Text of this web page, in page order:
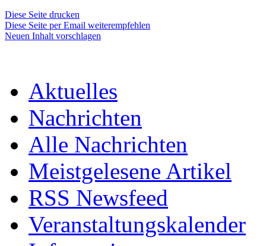
Diese Seite drucken
Diese Seite per Email weiterempfehlen
Neuen Inhalt vorschlagen
Aktuelles
Nachrichten
Alle Nachrichten
Meistgelesene Artikel
RSS Newsfeed
Veranstaltungskalender